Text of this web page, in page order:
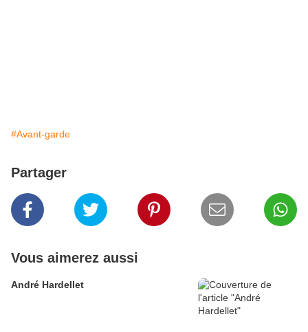
#Avant-garde
Partager
Vous aimerez aussi
André Hardellet